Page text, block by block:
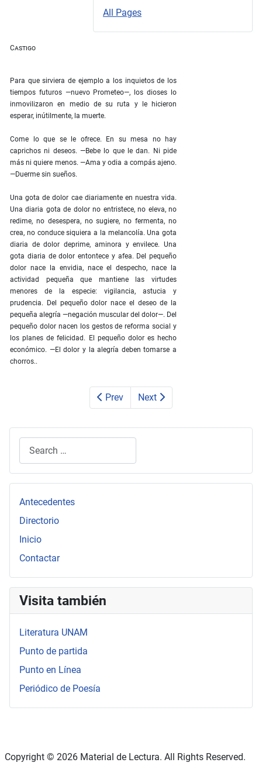
All Pages
Castigo
Para que sirviera de ejemplo a los inquietos de los
tiempos futuros —nuevo Prometeo—, los dioses lo
inmovilizaron en medio de su ruta y le hicieron
esperar, inútilmente, la muerte.
Come lo que se le ofrece. En su mesa no hay
caprichos ni deseos. —Bebe lo que le dan. Ni pide
más ni quiere menos. —Ama y odia a compás ajeno.
—Duerme sin sueños.
Una gota de dolor cae diariamente en nuestra vida.
Una diaria gota de dolor no entristece, no eleva, no
redime, no desespera, no sugiere, no fermenta, no
crea, no conduce siquiera a la melancolía. Una gota
diaria de dolor deprime, aminora y envilece. Una
gota diaria de dolor entontece y afea. Del pequeño
dolor nace la envidia, nace el despecho, nace la
actividad pequeña que mantiene las virtudes
menores de la especie: vigilancia, astucia y
prudencia. Del pequeño dolor nace el deseo de la
pequeña alegría —negación muscular del dolor—. Del
pequeño dolor nacen los gestos de reforma social y
los planes de felicidad. El pequeño dolor es hecho
económico. —El dolor y la alegría deben tomarse a
chorros..
Prev Next
Antecedentes
Directorio
Inicio
Contactar
Visita también
Literatura UNAM
Punto de partida
Punto en Línea
Periódico de Poesía
Copyright © 2026 Material de Lectura. All Rights Reserved.